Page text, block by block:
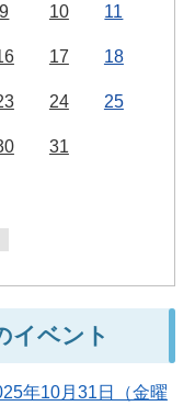
9 10 11
17 18
24 25
31
イベント
年10月31日（金曜